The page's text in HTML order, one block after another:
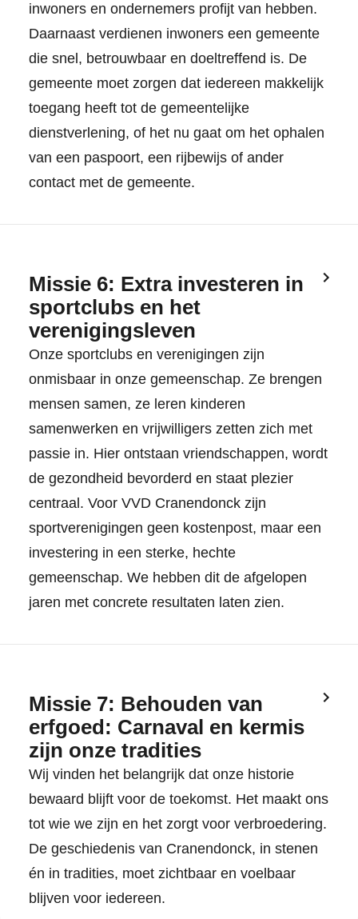
inwoners en ondernemers profijt van hebben.
Daarnaast verdienen inwoners een gemeente
die snel, betrouwbaar en doeltreffend is. De
gemeente moet zorgen dat iedereen makkelijk
toegang heeft tot de gemeentelijke
dienstverlening, of het nu gaat om het ophalen
van een paspoort, een rijbewijs of ander
contact met de gemeente.
Missie 6: Extra investeren in
sportclubs en het
verenigingsleven
Onze sportclubs en verenigingen zijn
onmisbaar in onze gemeenschap. Ze brengen
mensen samen, ze leren kinderen
samenwerken en vrijwilligers zetten zich met
passie in. Hier ontstaan vriendschappen, wordt
de gezondheid bevorderd en staat plezier
centraal. Voor VVD Cranendonck zijn
sportverenigingen geen kostenpost, maar een
investering in een sterke, hechte
gemeenschap. We hebben dit de afgelopen
jaren met concrete resultaten laten zien.
Missie 7: Behouden van
erfgoed: Carnaval en kermis
zijn onze tradities
Wij vinden het belangrijk dat onze historie
bewaard blijft voor de toekomst. Het maakt ons
tot wie we zijn en het zorgt voor verbroedering.
De geschiedenis van Cranendonck, in stenen
én in tradities, moet zichtbaar en voelbaar
blijven voor iedereen.